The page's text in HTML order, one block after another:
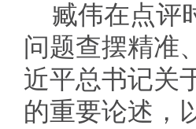
臧伟在点评
问题查摆精准
近平总书记关
的重要论述，